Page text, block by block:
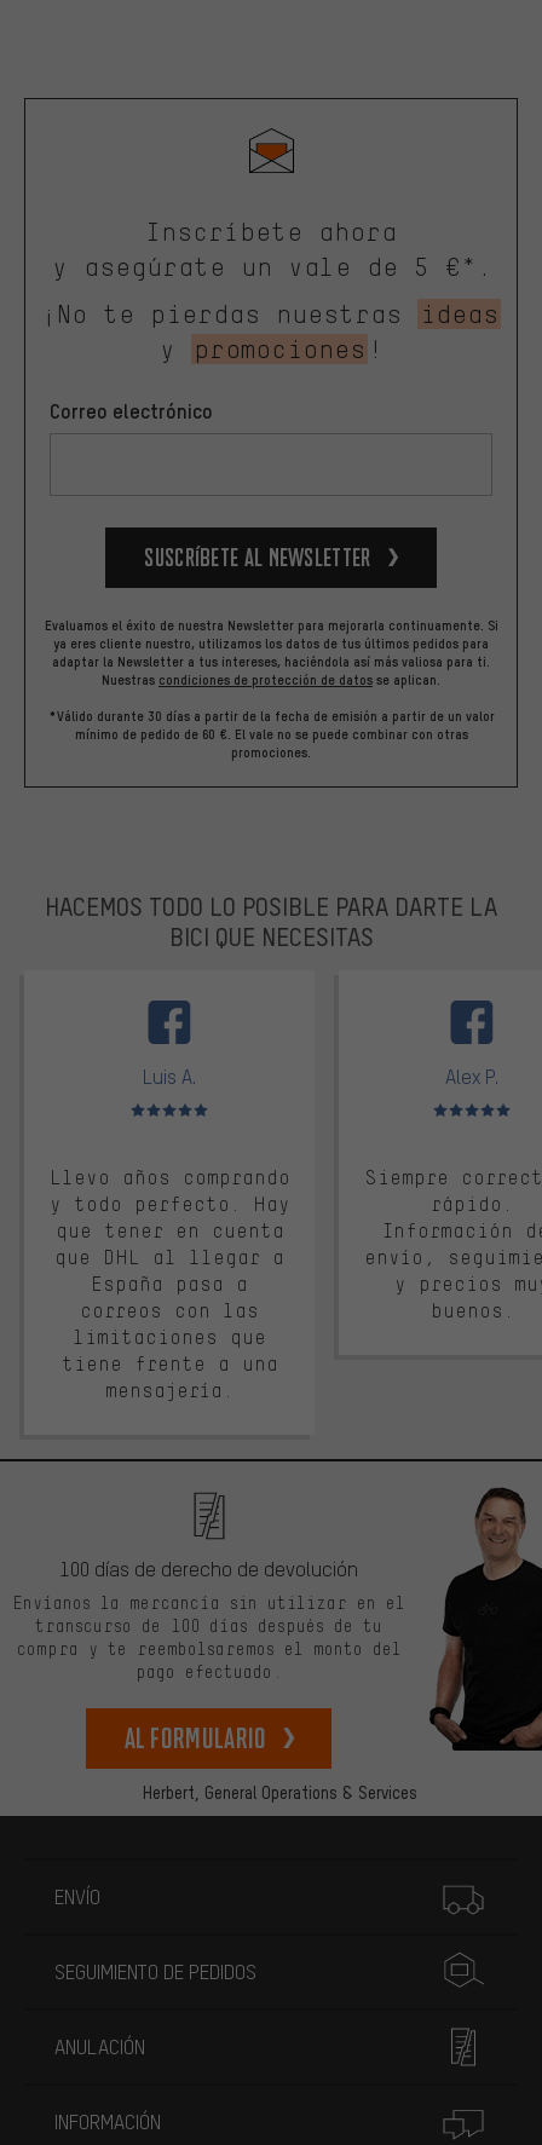
Inscríbete ahora
y asegúrate un vale de 5 €*.
¡No te pierdas nuestras
ideas
y
promociones !
Correo electrónico
Suscríbete al newsletter
Evaluamos el éxito de nuestra Newsletter para mejorarla continuamente. Si
ya eres cliente nuestro, utilizamos los datos de tus últimos pedidos para
adaptar la Newsletter a tus intereses, haciéndola así más valiosa para ti.
Nuestras condiciones de protección de datos se aplican.
*Válido durante 30 días a partir de la fecha de emisión a partir de un valor
mínimo de pedido de 60 €. El vale no se puede combinar con otras
promociones.
HACEMOS TODO LO POSIBLE PARA DARTE LA
BICI QUE NECESITAS
Luis A.
Valoración media: 5 de 5
Llevo años comprando
y todo perfecto. Hay
que tener en cuenta
que DHL al llegar a
España pasa a
correos con las
limitaciones que
tiene frente a una
mensajería.
Alex P.
Valoración
Siempre
rápido.
Información
envío,
y precios
buenos.
Herbert, General Operations & Services
100 días de derecho de devolución
Envíanos la mercancía sin utilizar en el
transcurso de 100 días después de tu
compra y te reembolsaremos el monto del
pago efectuado.
Al formulario
ENVÍO
SEGUIMIENTO DE PEDIDOS
ANULACIÓN
INFORMACIÓN